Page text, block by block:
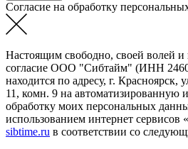
Согласие на обработку
Настоящим свободно, своей волей и
согласие ООО "Сибтайм" (ИНН
находится по адресу, г. Красноярск,
11, комн. 9 на автоматизированную
обработку моих персональных
использованием интернет сервисов
sibtime.ru в соответствии со